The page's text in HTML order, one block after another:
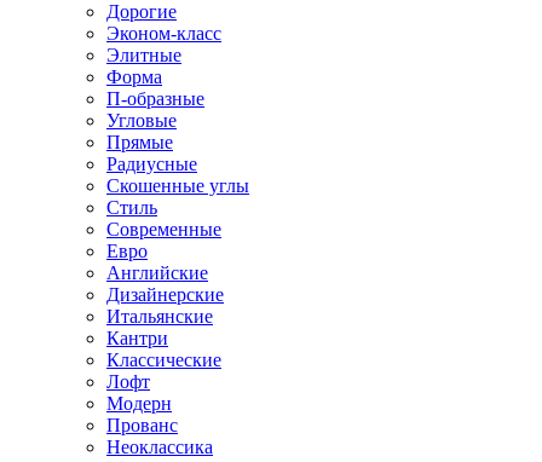
Дорогие
Эконом-класс
Элитные
Форма
П-образные
Угловые
Прямые
Радиусные
Скошенные углы
Стиль
Современные
Евро
Английские
Дизайнерские
Итальянские
Кантри
Классические
Лофт
Модерн
Прованс
Неоклассика